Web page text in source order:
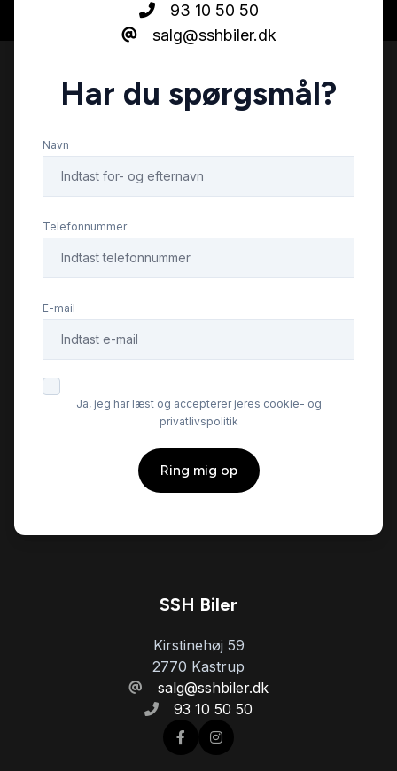
93 10 50 50
salg@sshbiler.dk
Har du spørgsmål?
Navn
Telefonnummer
E-mail
Ja, jeg har læst og accepterer jeres cookie- og
privatlivspolitik
Ring mig op
SSH Biler
Kirstinehøj 59
2770 Kastrup
salg@sshbiler.dk
93 10 50 50